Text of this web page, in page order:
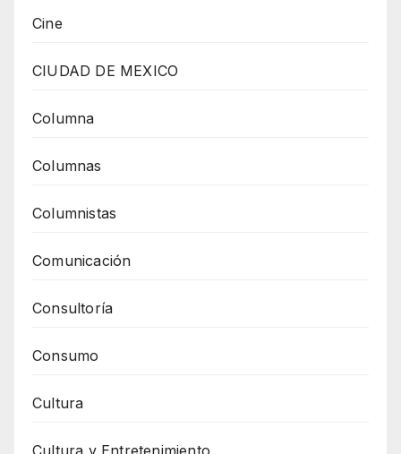
Cine
CIUDAD DE MEXICO
Columna
Columnas
Columnistas
Comunicación
Consultoría
Consumo
Cultura
Cultura y Entretenimiento